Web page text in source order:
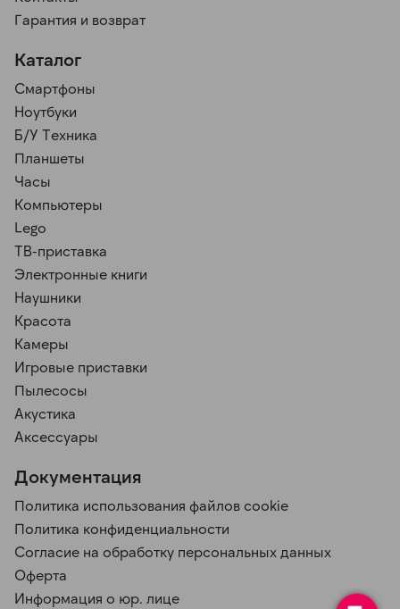
Гарантия и возврат
Каталог
Смартфоны
Ноутбуки
Б/У Техника
Планшеты
Часы
Компьютеры
Lego
ТВ-приставка
Электронные книги
Наушники
Красота
Камеры
Игровые приставки
Пылесосы
Акустика
Аксессуары
Документация
Политика использования файлов cookie
Политика конфиденциальности
Согласие на обработку персональных данных
Оферта
Информация о юр. лице